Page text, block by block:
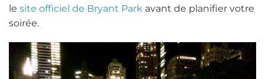
le site officiel de Bryant Park avant de planifier votre
soirée.